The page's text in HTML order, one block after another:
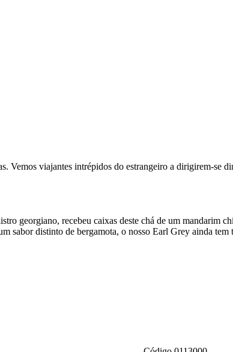
Vemos viajantes intrépidos do estrangeiro a dirigirem-se
georgiano, recebeu caixas deste chá de um mandarim
sabor distinto de bergamota, o nosso Earl Grey ainda